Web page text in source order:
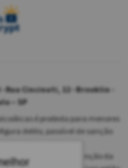
- Rua Cincinati, 12 - Brooklin -
– SP
é proibida para menores
delito, passível de sanção
no site em função da